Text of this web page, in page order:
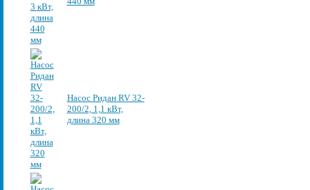
Насос Ридан RV 32-
200/2, 1,1 кВт,
длина 320 мм